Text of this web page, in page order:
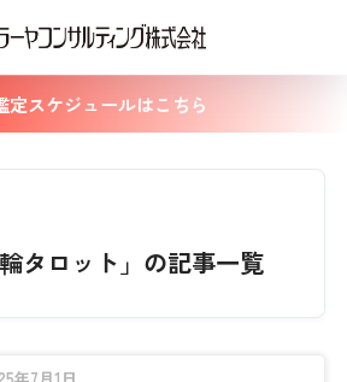
定スケジュールはこちら
タロット」の記事一覧